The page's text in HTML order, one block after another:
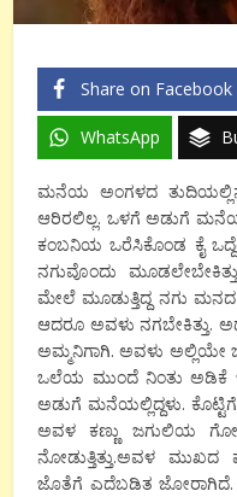
Share on Facebook
WhatsApp
ಮನೆಯ ಅಂಗಳದ
ಆರಿರಲಿಲ್ಲ. ಒಳಗೆ ಅಡುಗೆ
ಕಂಬನಿಯ ಒರೆಸಿಕೊಂಡ ಕೈ
ನಗುವೊಂದು ಮೂಡಲೇಬೇಕಿತ್ತು
ಮೇಲೆ ಮೂಡುತ್ತಿದ್ದ ನಗು ಮನದ
ಆದರೂ ಅವಳು ನಗಬೇಕಿತ್ತು.
ಅಮ್ಮನಿಗಾಗಿ.ಅವಳು ಅಲ್ಲಿಯೇ
ಒಲೆಯ ಮುಂದೆ ನಿಂತು ಅಡಿಕೆ
ಅಡುಗೆ ಮನೆಯಲ್ಲಿದ್ದಳು.
ಅವಳ ಕಣ್ಣು ಜಗುಲಿಯ
ನೋಡುತ್ತಿತ್ತು.ಅವಳ ಮುಖದ
ಜೊತೆಗೆ ಎದೆಬಡಿತ ಜೋರಾಗಿದೆ